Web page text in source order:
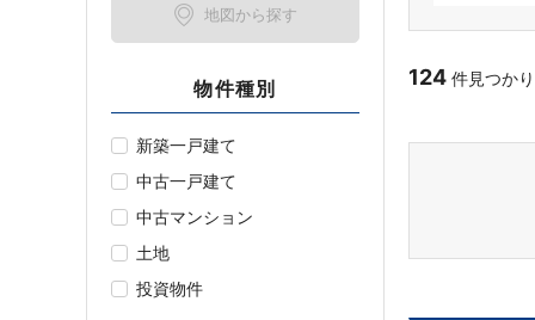
地図から探す
物件種別
新築一戸建て
中古一戸建て
中古マンション
土地
投資物件
124 件見つか